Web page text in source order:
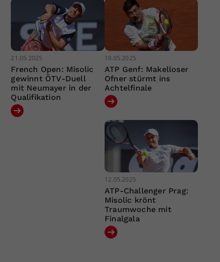
21.05.2025
French Open: Misolic
gewinnt ÖTV-Duell
mit Neumayer in der
Qualifikation
19.05.2025
ATP Genf: Makelloser
Ofner stürmt ins
Achtelfinale
12.05.2025
ATP-Challenger Prag:
Misolic krönt
Traumwoche mit
Finalgala